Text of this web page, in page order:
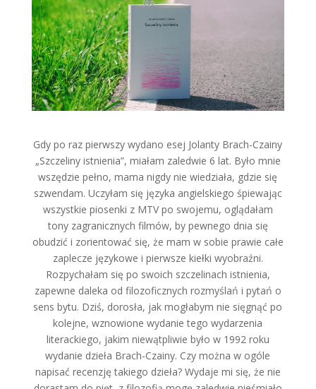
Gdy po raz pierwszy wydano esej Jolanty Brach-Czainy
„Szczeliny istnienia”, miałam zaledwie 6 lat. Było mnie
wszędzie pełno, mama nigdy nie wiedziała, gdzie się
szwendam. Uczyłam się języka angielskiego śpiewając
wszystkie piosenki z MTV po swojemu, oglądałam
tony zagranicznych filmów, by pewnego dnia się
obudzić i zorientować się, że mam w sobie prawie całe
zaplecze językowe i pierwsze kiełki wyobraźni.
Rozpychałam się po swoich szczelinach istnienia,
zapewne daleka od filozoficznych rozmyślań i pytań o
sens bytu. Dziś, dorosła, jak mogłabym nie sięgnąć po
kolejne, wznowione wydanie tego wydarzenia
literackiego, jakim niewątpliwie było w 1992 roku
wydanie dzieła Brach-Czainy. Czy można w ogóle
napisać recenzję takiego dzieła? Wydaje mi się, że nie